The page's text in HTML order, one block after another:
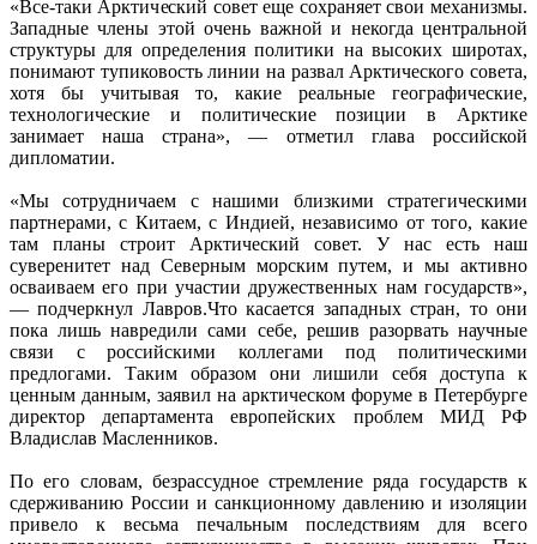
«Все-таки Арктический совет еще сохраняет свои механизмы.
Западные члены этой очень важной и некогда центральной
структуры для определения политики на высоких широтах,
понимают тупиковость линии на развал Арктического совета,
хотя бы учитывая то, какие реальные географические,
технологические и политические позиции в Арктике
занимает наша страна», — отметил глава российской
дипломатии.
«Мы сотрудничаем с нашими близкими стратегическими
партнерами, с Китаем, с Индией, независимо от того, какие
там планы строит Арктический совет. У нас есть наш
суверенитет над Северным морским путем, и мы активно
осваиваем его при участии дружественных нам государств»,
— подчеркнул Лавров.Что касается западных стран, то они
пока лишь навредили сами себе, решив разорвать научные
связи с российскими коллегами под политическими
предлогами. Таким образом они лишили себя доступа к
ценным данным, заявил на арктическом форуме в Петербурге
директор департамента европейских проблем МИД РФ
Владислав Масленников.
По его словам, безрассудное стремление ряда государств к
сдерживанию России и санкционному давлению и изоляции
привело к весьма печальным последствиям для всего